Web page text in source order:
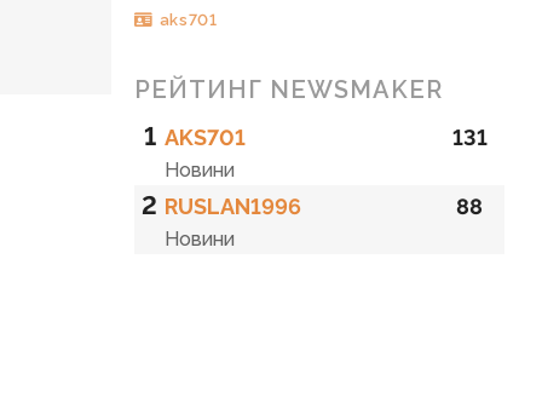
aks701
РЕЙТИНГ NEWSMAKER
1 AKS701
Новини
131
2 RUSLAN1996
Новини
88